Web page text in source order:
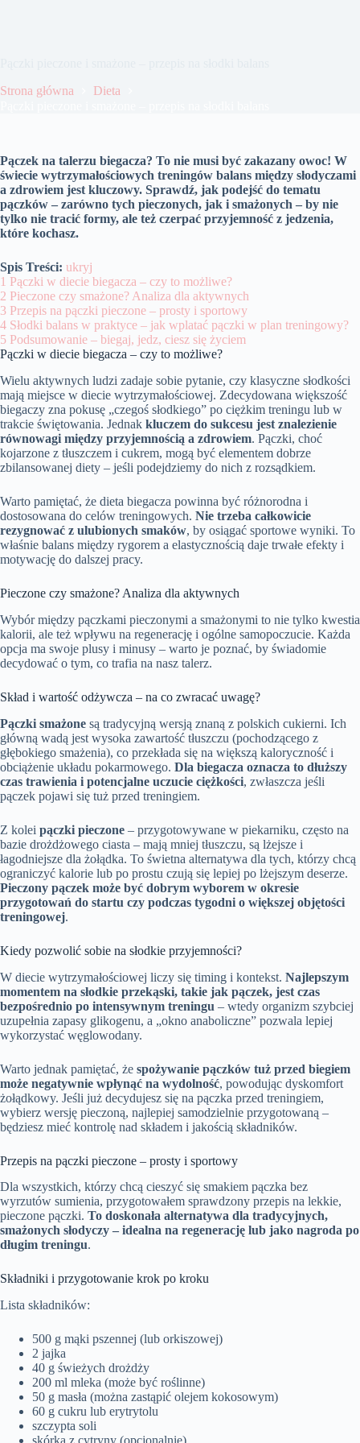
Strona główna
Dieta
Pączek na talerzu biegacza? To nie musi być zakazany owoc! W
świecie wytrzymałościowych treningów balans między słodyczami
a zdrowiem jest kluczowy. Sprawdź, jak podejść do tematu
pączków – zarówno tych pieczonych, jak i smażonych – by nie
tylko nie tracić formy, ale też czerpać przyjemność z jedzenia,
które kochasz.
Spis Treści: ukryj
1 Pączki w diecie biegacza – czy to możliwe?
2 Pieczone czy smażone? Analiza dla aktywnych
3 Przepis na pączki pieczone – prosty i sportowy
4 Słodki balans w praktyce – jak wplatać pączki w plan treningowy?
5 Podsumowanie – biegaj, jedz, ciesz się życiem
Pączki w diecie biegacza – czy to możliwe?
Wielu aktywnych ludzi zadaje sobie pytanie, czy klasyczne słodkości
mają miejsce w diecie wytrzymałościowej. Zdecydowana większość
biegaczy zna pokusę „czegoś słodkiego” po ciężkim treningu lub w
trakcie świętowania. Jednak kluczem do sukcesu jest znalezienie
równowagi między przyjemnością a zdrowiem. Pączki, choć
kojarzone z tłuszczem i cukrem, mogą być elementem dobrze
zbilansowanej diety – jeśli podejdziemy do nich z rozsądkiem.
Warto pamiętać, że dieta biegacza powinna być różnorodna i
dostosowana do celów treningowych. Nie trzeba całkowicie
rezygnować z ulubionych smaków, by osiągać sportowe wyniki. To
właśnie balans między rygorem a elastycznością daje trwałe efekty i
motywację do dalszej pracy.
Pieczone czy smażone? Analiza dla aktywnych
Wybór między pączkami pieczonymi a smażonymi to nie tylko kwestia
kalorii, ale też wpływu na regenerację i ogólne samopoczucie. Każda
opcja ma swoje plusy i minusy – warto je poznać, by świadomie
decydować o tym, co trafia na nasz talerz.
Skład i wartość odżywcza – na co zwracać uwagę?
Pączki smażone są tradycyjną wersją znaną z polskich cukierni. Ich
główną wadą jest wysoka zawartość tłuszczu (pochodzącego z
głębokiego smażenia), co przekłada się na większą kaloryczność i
obciążenie układu pokarmowego. Dla biegacza oznacza to dłuższy
czas trawienia i potencjalne uczucie ciężkości, zwłaszcza jeśli
pączek pojawi się tuż przed treningiem.
Z kolei pączki pieczone – przygotowywane w piekarniku, często na
bazie drożdżowego ciasta – mają mniej tłuszczu, są lżejsze i
łagodniejsze dla żołądka. To świetna alternatywa dla tych, którzy chcą
ograniczyć kalorie lub po prostu czują się lepiej po lżejszym deserze.
Pieczony pączek może być dobrym wyborem w okresie
przygotowań do startu czy podczas tygodni o większej objętości
treningowej.
Kiedy pozwolić sobie na słodkie przyjemności?
W diecie wytrzymałościowej liczy się timing i kontekst. Najlepszym
momentem na słodkie przekąski, takie jak pączek, jest czas
bezpośrednio po intensywnym treningu – wtedy organizm szybciej
uzupełnia zapasy glikogenu, a „okno anaboliczne” pozwala lepiej
wykorzystać węglowodany.
Warto jednak pamiętać, że spożywanie pączków tuż przed biegiem
może negatywnie wpłynąć na wydolność, powodując dyskomfort
żołądkowy. Jeśli już decydujesz się na pączka przed treningiem,
wybierz wersję pieczoną, najlepiej samodzielnie przygotowaną –
będziesz mieć kontrolę nad składem i jakością składników.
Przepis na pączki pieczone – prosty i sportowy
Dla wszystkich, którzy chcą cieszyć się smakiem pączka bez
wyrzutów sumienia, przygotowałem sprawdzony przepis na lekkie,
pieczone pączki. To doskonała alternatywa dla tradycyjnych,
smażonych słodyczy – idealna na regenerację lub jako nagroda po
długim treningu.
Składniki i przygotowanie krok po kroku
Lista składników:
500 g mąki pszennej (lub orkiszowej)
2 jajka
40 g świeżych drożdży
200 ml mleka (może być roślinne)
50 g masła (można zastąpić olejem kokosowym)
60 g cukru lub erytrytolu
szczypta soli